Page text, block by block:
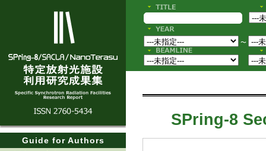
Guide for Authors
〜
SPring-8